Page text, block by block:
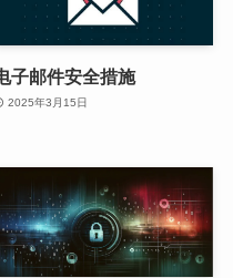
子邮件安全措施
2025年3月15日